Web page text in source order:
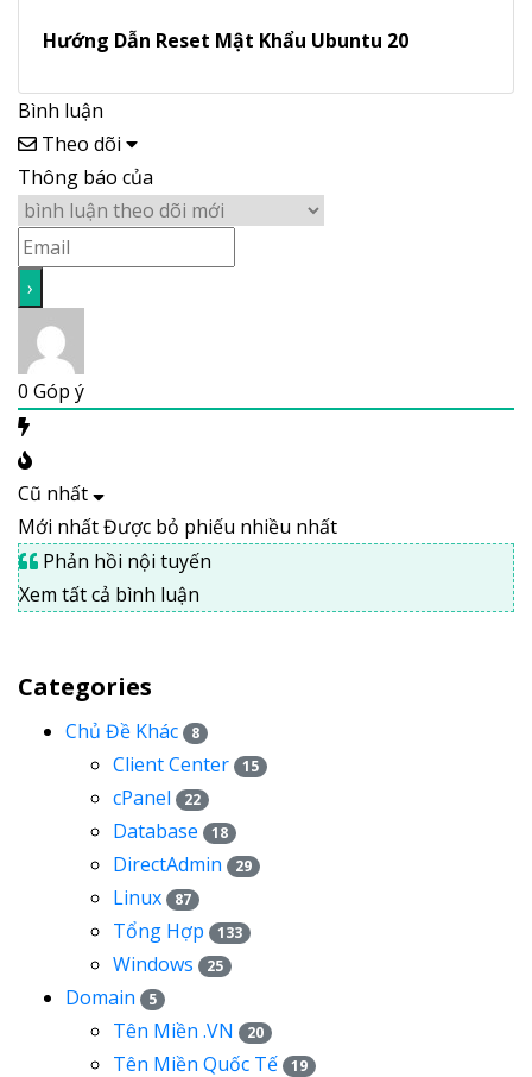
Hướng Dẫn Reset Mật Khẩu Ubuntu 20
Bình luận
Theo dõi
Thông báo của
0 Góp ý
Cũ nhất
Mới nhấtĐược bỏ phiếu nhiều nhất
Phản hồi nội tuyến
Xem tất cả bình luận
Categories
Chủ Đề Khác 8
Client Center 15
cPanel 22
Database 18
DirectAdmin 29
Linux 87
Tổng Hợp 133
Windows 25
Domain 5
Tên Miền .VN 20
Tên Miền Quốc Tế 19